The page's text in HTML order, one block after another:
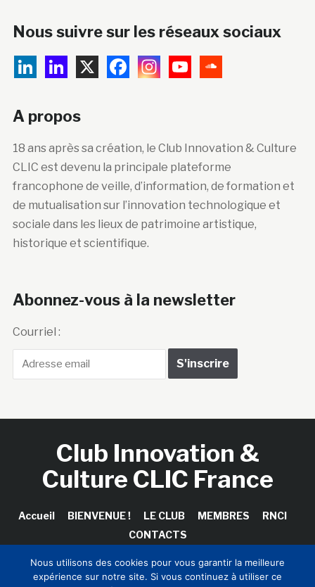
Nous suivre sur les réseaux sociaux
A propos
18 ans après sa création, le Club Innovation & Culture
CLIC est devenu la principale plateforme
francophone de veille, d’information, de formation et
de mutualisation sur l’innovation technologique et
sociale dans les lieux de patrimoine artistique,
historique et scientifique.
Abonnez-vous à la newsletter
Courriel :
Club Innovation &
Culture CLIC France
Accueil BIENVENUE ! LE CLUB MEMBRES
RNCI
CONTACTS
Nous utilisons des cookies pour vous garantir la meilleure
expérience sur notre site. Si vous continuez à utiliser ce